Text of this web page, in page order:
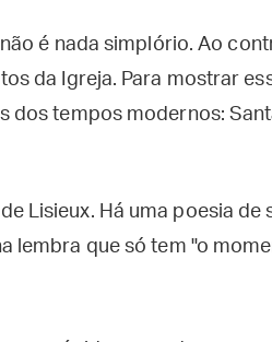
é nada simplório. Ao
da Igreja. Para mostrar
dos tempos modernos:
Lisieux. Há uma poesia de
lembra que só tem "o